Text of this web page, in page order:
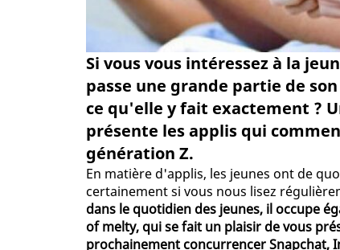
Si vous vous intéressez à la
passe une grande partie de
ce qu'elle y fait exactement ?
présente les applis qui
génération Z.
En matière d'applis, les jeunes ont de
certainement si vous nous lisez
dans le quotidien des jeunes, il occupe
of melty, qui se fait un plaisir de vous
prochainement concurrencer Snapchat,